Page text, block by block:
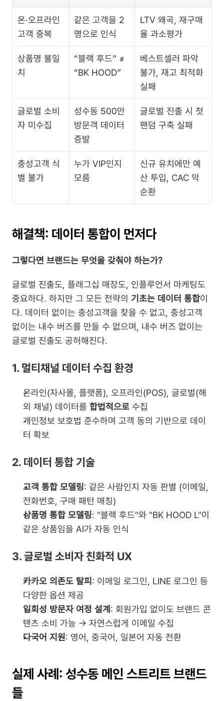
온·오프라인
고객 중복
같은 고객을 2
명으로 인식
LTV 왜곡, 재구매
율 과소평가
상품명 불일
치
“블랙 후드” ≠
“BK HOOD”
베스트셀러 파악
불가, 재고 최적화
실패
글로벌 소비
자 미수집
성수동 500만
방문객 데이터
증발
글로벌 진출 시 첫
팬덤 구축 실패
충성고객 식
별 불가
누가 VIP인지
모름
신규 유치에만 예
산 투입, CAC 악
순환
해결책: 데이터 통합이 먼저다
그렇다면 브랜드는 무엇을 갖춰야 하는가?
글로벌 진출도, 플래그십 매장도, 인플루언서 마케팅도
중요하다. 하지만 그 모든 전략의 기초는 데이터 통합이
다. 데이터 없이는 충성고객을 찾을 수 없고, 충성고객
없이는 내수 버즈를 만들 수 없으며, 내수 버즈 없이는
글로벌 진출도 공허해진다.
1. 멀티채널 데이터 수집 환경
온라인(자사몰, 플랫폼), 오프라인(POS), 글로벌(해
외 채널) 데이터를 합법적으로 수집
개인정보 보호법 준수하며 고객 동의 기반으로 데이
터 확보
2. 데이터 통합 기술
고객 통합 모델링: 같은 사람인지 자동 판별 (이메일,
전화번호, 구매 패턴 매칭)
상품명 통합 모델링: "블랙 후드"와 "BK HOOD L"이
같은 상품임을 AI가 자동 인식
3. 글로벌 소비자 친화적 UX
카카오 의존도 탈피 : 이메일 로그인, LINE 로그인 등
다양한 옵션 제공
일회성 방문자 여정 설계 : 회원가입 없이도 브랜드 콘
텐츠 소비 가능 → 자연스럽게 이메일 수집
다국어 지원: 영어, 중국어, 일본어 자동 전환
실제 사례: 성수동 메인 스트리트 브랜드
들